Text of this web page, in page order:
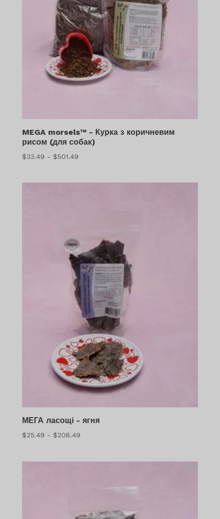
MEGA morsels™ - Курка з коричневим
рисом (для собак)
$33.49 - $501.49Діапазон
МЕГА ласощі - ягня
$25.49 - $208.49Діапазон